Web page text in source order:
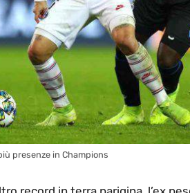
presenze in Champions